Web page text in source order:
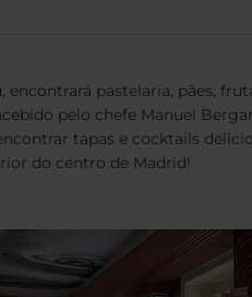
pastelaria, pães,
pelo chefe Manuel
tapas e cocktails
do centro de Madrid!